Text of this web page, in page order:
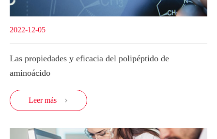
2022-12-05
Las propiedades y eficacia del polipéptido de
aminoácido
Leer más 